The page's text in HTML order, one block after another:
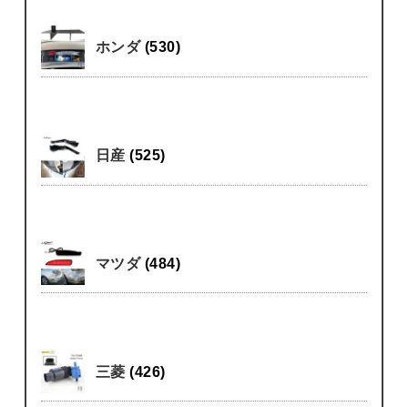
ホンダ (530)
日産(525)
マツダ (484)
三菱(426)